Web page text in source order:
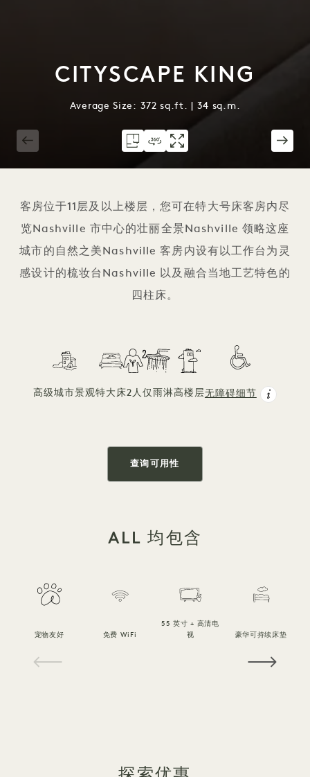
CITYSCAPE KING
Average Size: 372 sq.ft. | 34 sq.m.
客房位于11层及以上楼层，您可在特大号床客房内尽
览Nashville 市中心的壮丽全景Nashville 领略这座
城市的自然之美Nashville 客房内设有以工作台为灵
感设计的梳妆台Nashville 以及融合当地工艺特色的
四柱床。
高级城市景观特大床2人仅雨淋高楼层无障碍细节
查询可用性
ALL 均包含
宠物友好 免费 WiFi
55 英寸 + 高清电
视
豪华可持续床垫